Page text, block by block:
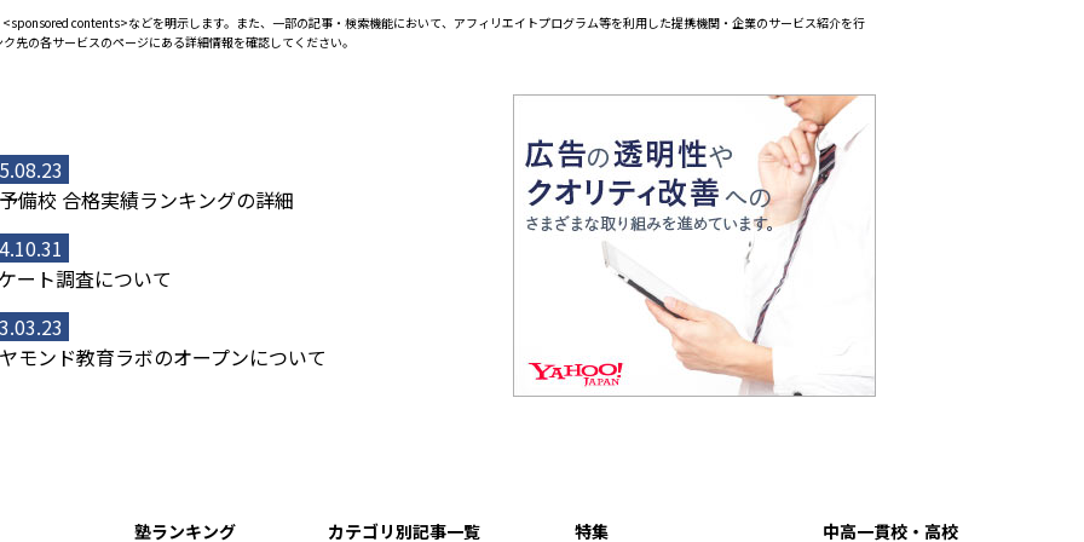
contents>などを明示します。また、一部の記事・検索機能において、アフィリエイトプログラム等を利用した提携機関・企業のサービス紹介を行
先の各サービスのページにある詳細情報を確認してください。
備校 合格実績ランキングの詳細
ート調査について
モンド教育ラボのオープンについて
塾ランキング カテゴリ別記事一覧 特集 中高一貫校・高校